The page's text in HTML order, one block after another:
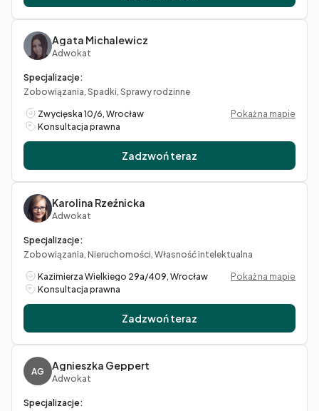
Agata Michalewicz
Adwokat
Specjalizacje:
Zobowiązania, Spadki, Sprawy rodzinne
Zwycięska 10/6, Wrocław
Pokaż na mapie
Konsultacja prawna
Zadzwoń teraz
Karolina Rzeźnicka
Adwokat
Specjalizacje:
Zobowiązania, Nieruchomości, Własność intelektualna
Kazimierza Wielkiego 29a/409, Wrocław
Pokaż na mapie
Konsultacja prawna
Zadzwoń teraz
AG Agnieszka Geppert
Adwokat
Specjalizacje: